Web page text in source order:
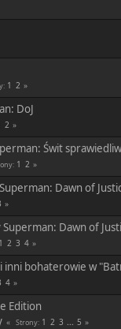
1 2
DoJ
2
Świt
1 2
Dawn of
Dawn of
1 2 3 4
bohaterowie w
4
Edition
Strony 1 2 3 ... 5